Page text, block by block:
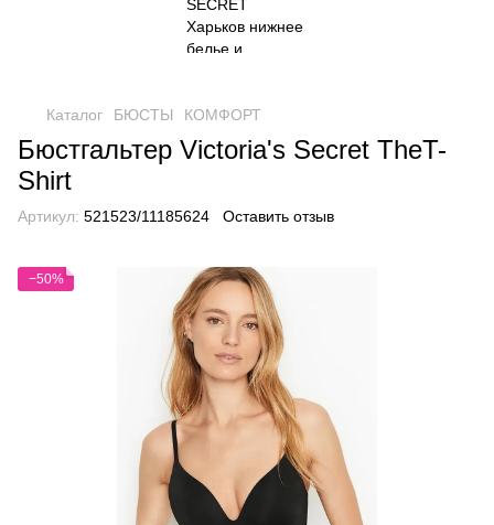
Каталог БЮСТЫ КОМФОРТ
Бюстгальтер Victoria's Secret TheT-
Shirt
Артикул: 521523/11185624 Оставить отзыв
−50%